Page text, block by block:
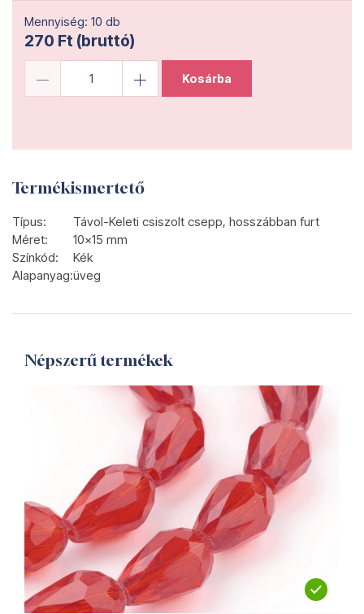
Mennyiség: 10 db
270 Ft (bruttó)
Kosárba
Termékismertető
Típus:
Távol-Keleti csiszolt csepp, hosszábban furt
Méret:
10x15 mm
Színkód:
Kék
Alapanyag:üveg
Népszerű termékek